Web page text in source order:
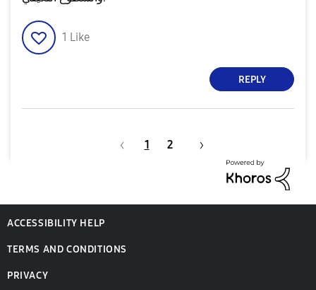
1 Like
REPLY
1 2
ACCESSIBILITY HELP
TERMS AND CONDITIONS
PRIVACY